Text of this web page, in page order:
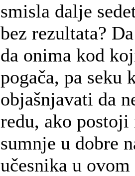
smisla dalje
bez rezultata?
da onima kod
pogača, pa seku
objašnjavati da
redu, ako postoji
sumnje u dobre
učesnika u